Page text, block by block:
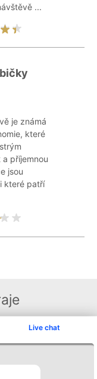
Live chat
...
je známá
které
příjemnou
jsou
které patří
Kontakt